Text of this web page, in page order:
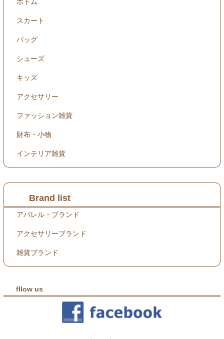
スカート
バッグ
シューズ
キッズ
アクセサリー
ファッション雑貨
財布・小物
インテリア雑貨
Brand list
アパレル・ブランド
アクセサリーブランド
雑貨ブランド
fllow us